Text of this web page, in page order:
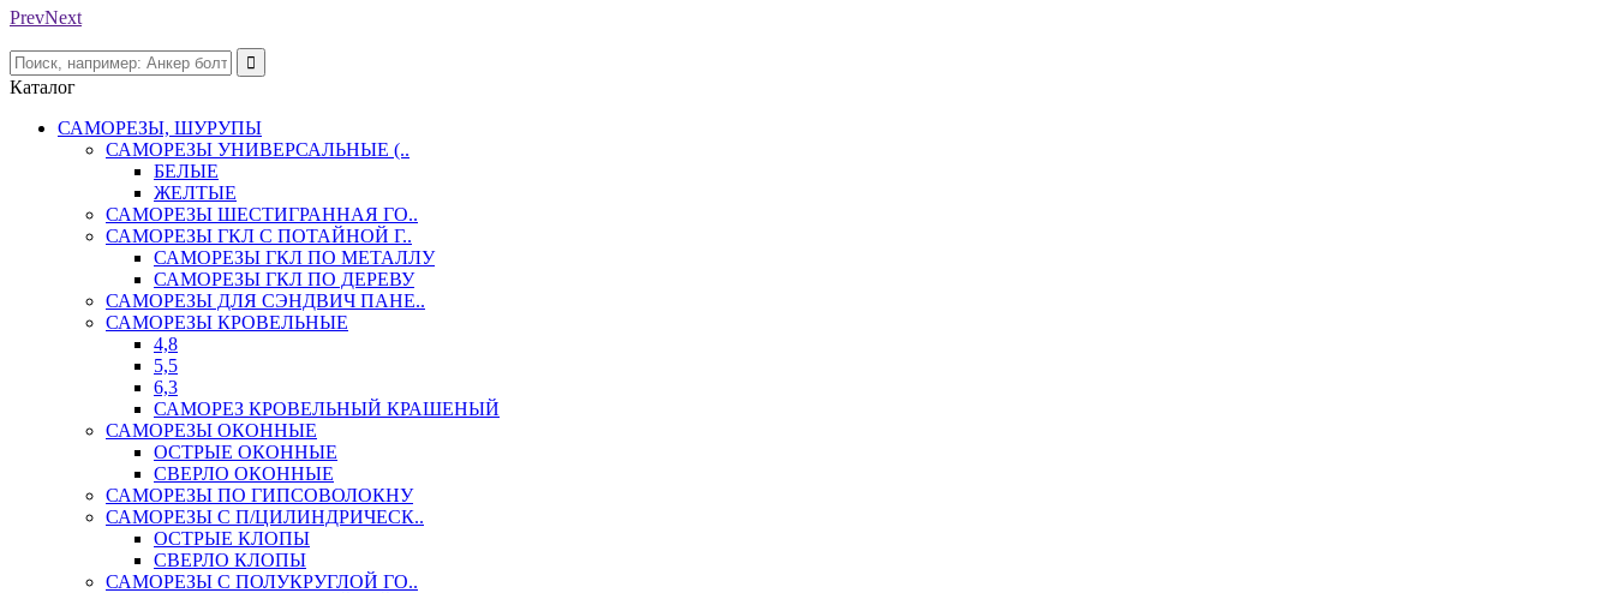
PrevNext
Каталог
САМОРЕЗЫ, ШУРУПЫ
САМОРЕЗЫ УНИВЕРСАЛЬНЫЕ (..
БЕЛЫЕ
ЖЕЛТЫЕ
САМОРЕЗЫ ШЕСТИГРАННАЯ ГО..
САМОРЕЗЫ ГКЛ С ПОТАЙНОЙ Г..
САМОРЕЗЫ ГКЛ ПО МЕТАЛЛУ
САМОРЕЗЫ ГКЛ ПО ДЕРЕВУ
САМОРЕЗЫ ДЛЯ СЭНДВИЧ ПАНЕ..
САМОРЕЗЫ КРОВЕЛЬНЫЕ
4,8
5,5
6,3
САМОРЕЗ КРОВЕЛЬНЫЙ КРАШЕНЫЙ
САМОРЕЗЫ ОКОННЫЕ
ОСТРЫЕ ОКОННЫЕ
СВЕРЛО ОКОННЫЕ
САМОРЕЗЫ ПО ГИПСОВОЛОКНУ
САМОРЕЗЫ С П/ЦИЛИНДРИЧЕСК..
ОСТРЫЕ КЛОПЫ
СВЕРЛО КЛОПЫ
САМОРЕЗЫ С ПОЛУКРУГЛОЙ ГО..